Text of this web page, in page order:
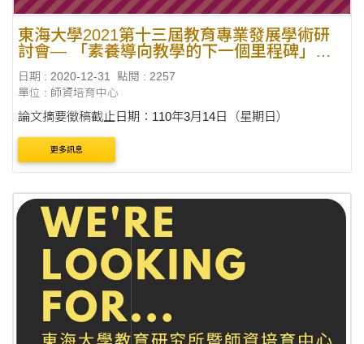
東海大學2021第十三屆教育專業發展學術研
討會— 「素養導向教學的下一個里程碑」研
討會徵稿
日期 : 2020-12-31
點閱 : 2257
單位 : 師資培育中心
論文摘要徵稿截止日期：110年3月14日（星期日）
更多訊息